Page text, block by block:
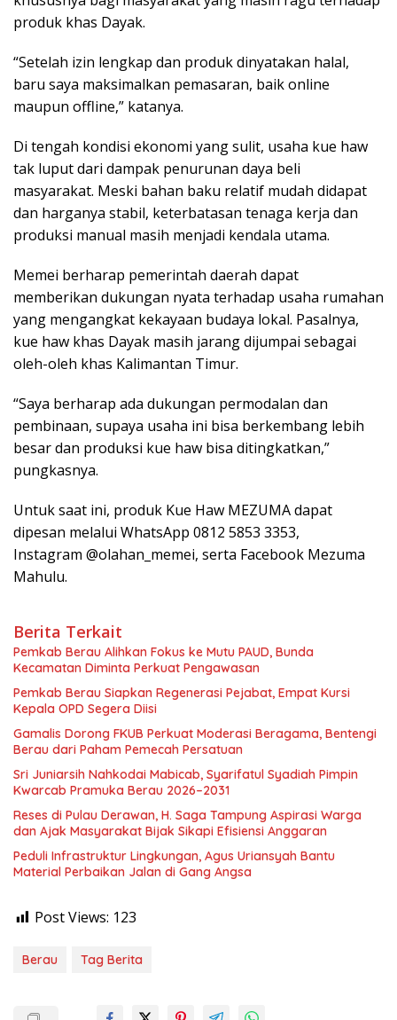
produk khas Dayak.
“Setelah izin lengkap dan produk dinyatakan halal,
baru saya maksimalkan pemasaran, baik online
maupun offline,” katanya.
Di tengah kondisi ekonomi yang sulit, usaha kue haw
tak luput dari dampak penurunan daya beli
masyarakat. Meski bahan baku relatif mudah didapat
dan harganya stabil, keterbatasan tenaga kerja dan
produksi manual masih menjadi kendala utama.
Memei berharap pemerintah daerah dapat
memberikan dukungan nyata terhadap usaha rumahan
yang mengangkat kekayaan budaya lokal. Pasalnya,
kue haw khas Dayak masih jarang dijumpai sebagai
oleh-oleh khas Kalimantan Timur.
“Saya berharap ada dukungan permodalan dan
pembinaan, supaya usaha ini bisa berkembang lebih
besar dan produksi kue haw bisa ditingkatkan,”
pungkasnya.
Untuk saat ini, produk Kue Haw MEZUMA dapat
dipesan melalui WhatsApp 0812 5853 3353,
Instagram @olahan_memei, serta Facebook Mezuma
Mahulu.
Berita Terkait
Pemkab Berau Alihkan Fokus ke Mutu PAUD, Bunda
Kecamatan Diminta Perkuat Pengawasan
Pemkab Berau Siapkan Regenerasi Pejabat, Empat Kursi
Kepala OPD Segera Diisi
Gamalis Dorong FKUB Perkuat Moderasi Beragama, Bentengi
Berau dari Paham Pemecah Persatuan
Sri Juniarsih Nahkodai Mabicab, Syarifatul Syadiah Pimpin
Kwarcab Pramuka Berau 2026–2031
Reses di Pulau Derawan, H. Saga Tampung Aspirasi Warga
dan Ajak Masyarakat Bijak Sikapi Efisiensi Anggaran
Peduli Infrastruktur Lingkungan, Agus Uriansyah Bantu
Material Perbaikan Jalan di Gang Angsa
Post Views: 123
Berau Tag Berita